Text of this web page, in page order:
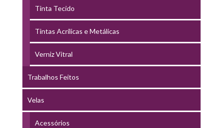
Tinta Tecido
Tintas Acrílicas e Metálicas
Verniz Vitral
Trabalhos Feitos
Velas
Acessórios